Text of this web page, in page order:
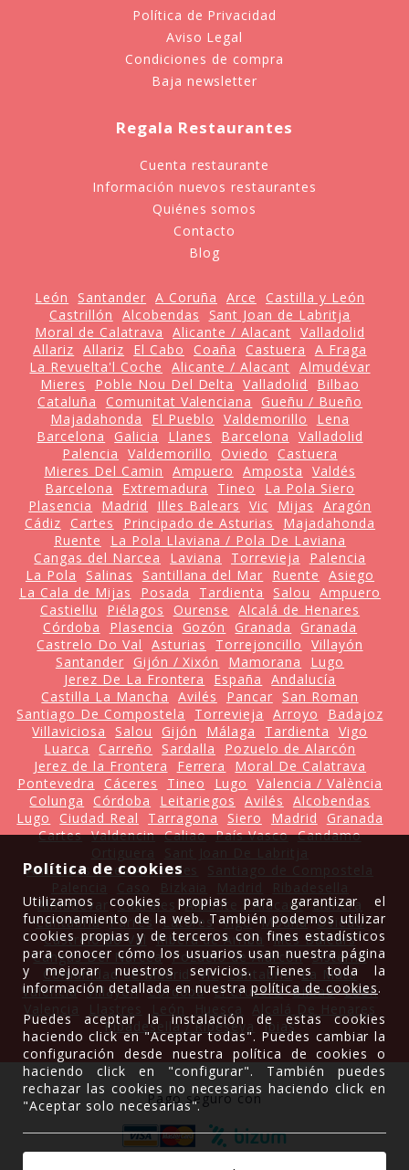
Política de Privacidad
Aviso Legal
Condiciones de compra
Baja newsletter
Regala Restaurantes
Cuenta restaurante
Información nuevos restaurantes
Quiénes somos
Contacto
Blog
León Santander A Coruña Arce
Castilla y León
Castrillón
Alcobendas
Sant Joan de Labritja
Moral de Calatrava
Alicante / Alacant Valladolid
Allariz Allariz El Cabo Coaña Castuera
A Fraga
La Revuelta'l Coche
Alicante / Alacant Almudévar
Mieres
Poble Nou Del Delta Valladolid
Bilbao
Cataluña
Comunitat Valenciana
Gueñu / Bueño
Majadahonda
El Pueblo Valdemorillo
Lena
Barcelona
Galicia Llanes Barcelona
Valladolid
Palencia
Valdemorillo Oviedo
Castuera
Mieres Del Camin
Ampuero Amposta
Valdés
Barcelona
Extremadura Tineo
La Pola Siero
Plasencia
Madrid Illes Balears Vic Mijas
Aragón
Cádiz
Cartes Principado de Asturias
Majadahonda
Ruente
La Pola Llaviana / Pola De Laviana
Cangas del Narcea
Laviana Torrevieja
Palencia
La Pola
Salinas Santillana del Mar Ruente
Asiego
La Cala de Mijas
Posada Tardienta Salou
Ampuero
Castiellu
Piélagos Ourense
Alcalá de Henares
Córdoba
Plasencia Gozón Granada
Granada
Castrelo Do Val
Asturias Torrejoncillo
Villayón
Santander
Gijón / Xixón Mamorana
Lugo
Jerez De La Frontera
España
Andalucía
Castilla La Mancha
Avilés Pancar
San Roman
Santiago De Compostela
Torrevieja Arroyo
Badajoz
Villaviciosa
Salou Gijón Málaga Tardienta
Vigo
Luarca
Carreño Sardalla
Pozuelo de Alarcón
Jerez de la Frontera
Ferrera
Moral De Calatrava
Pontevedra
Cáceres Tineo Lugo
Valencia / València
Colunga
Córdoba Leitariegos Avilés
Alcobendas
Lugo
Ciudad Real Tarragona Siero Madrid
Granada
Cartes Valdencin Caliao País Vasco Candamo
Arriondas / Les Arriondes
Almudévar
Cabrales Alicante / Alacant Llanera
Cantabria Parres Latores Vigo Moaña
Oviedo
Castrelo do Val
Ribera de Arriba
Illes Balears
Cangas Del Narcea
Pozuelo de Alarcón Sisterna
Comunidad de Madrid
Vic Cantabria La Mata
Valencia Villayón Córdoba El Crucero Bilbao León
Ribadesella / Ribeseya
Ibias
Pago seguro con
Política de cookies
Utilizamos cookies propias para garantizar el
funcionamiento de la web. También podemos utilizar
cookies propias y de terceros con fines estadísticos
para conocer cómo los usuarios usan nuestra página
y mejorar nuestros servicios. Tienes toda la
información detallada en nuestrapolítica de cookies.
Puedes aceptar la instalación de estas cookies
haciendo click en "Aceptar todas". Puedes cambiar la
configuración desde nuestra política de cookies o
haciendo click en "configurar". También puedes
rechazar las cookies no necesarias haciendo click en
"Aceptar solo necesarias".